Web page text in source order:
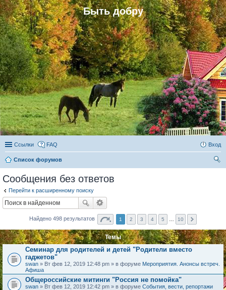
Быть добру
Ссылки FAQ Вход
Список форумов
Сообщения без ответов
Перейти к расширенному поиску
Найдено 498 результатов 1 2 3 4 5 10
Темы
Семинар для родителей и детей "Родители вместо
гаджетов"
swan » Вт фев 12, 2019 12:48 pm » в форуме Мероприятия. Анонсы встреч.
Афиша
Общероссийские митинги "Россия не помойка"
swan » Вт фев 12, 2019 12:42 pm » в форуме События, вести, репортажи